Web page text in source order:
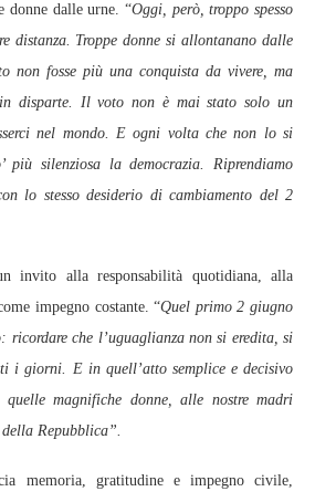
donne dalle urne. “Oggi, però, troppo spesso
distanza. Troppe donne si allontanano dalle
non fosse più una conquista da vivere, ma
disparte. Il voto non è mai stato solo un
nel mondo. E ogni volta che non lo si
più silenziosa la democrazia. Riprendiamo
lo stesso desiderio di cambiamento del 2
invito alla responsabilità quotidiana, alla
impegno costante. “Quel primo 2 giugno
ricordare che l’uguaglianza non si eredita, si
i giorni. E in quell’atto semplice e decisivo
magnifiche donne, alle nostre madri
Repubblica”.
memoria, gratitudine e impegno civile,